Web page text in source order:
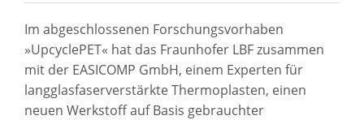
Im abgeschlossenen Forschungsvorhaben
»UpcyclePET« hat das Fraunhofer LBF zusammen
mit der EASICOMP GmbH, einem Experten für
langglasfaserverstärkte Thermoplasten, einen
neuen Werkstoff auf Basis gebrauchter